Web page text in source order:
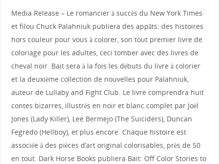
Media Release – Le romancier à succès du New York Times
et filou Chuck Palahniuk publiera des appâts: des histoires
hors couleur pour vous à colorer, son tout premier livre de
coloriage pour les adultes, ceci tomber avec des livres de
cheval noir. Bait sera à la fois les débuts du livre à colorier
et la deuxième collection de nouvelles pour Palahniuk,
auteur de Lullaby and Fight Club. Le livre comprendra huit
contes bizarres, illustrés en noir et blanc complet par Joël
Jones (Lady Killer), Lee Bermejo (The Suiciders), Duncan
Fegredo (Hellboy), et plus encore. Chaque histoire est
associée à des pièces d’art original colorisables, près de 50
en tout. Dark Horse Books publiera Bait: Off Color Stories to